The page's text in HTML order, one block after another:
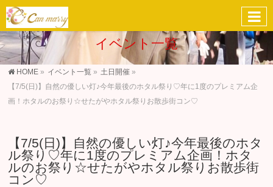
イベント一覧
HOME » イベント一覧 » 土日開催 »
【7/5(日)】自然の優しい灯♪今年最後のホタル祭り♡年に1度のプレミアム企
画！ホタルのお祭り☆せたがやホタル祭りお散歩街コン♡
【7/5(日)】自然の優しい灯♪今年最後のホタ
ル祭り♡年に1度のプレミアム企画！ホタ
ルのお祭り☆せたがやホタル祭りお散歩街
コン♡